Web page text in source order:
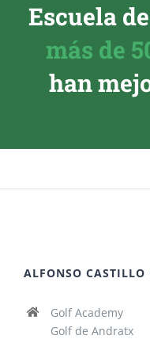
Escuela
más de
han
ALFONSO CASTILLO
Golf Academy
Golf de Andratx